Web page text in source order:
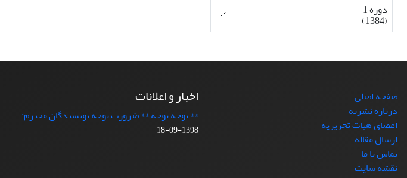
دوره 1
(1384)
صفحه اصلی
درباره نشریه
اعضای هیات تحریریه
ارسال مقاله
تماس با ما
نقشه سایت
اخبار و اعلانات
** توجه توجه ** ضرورت توجه نویسندگان محترم:
1398-09-18